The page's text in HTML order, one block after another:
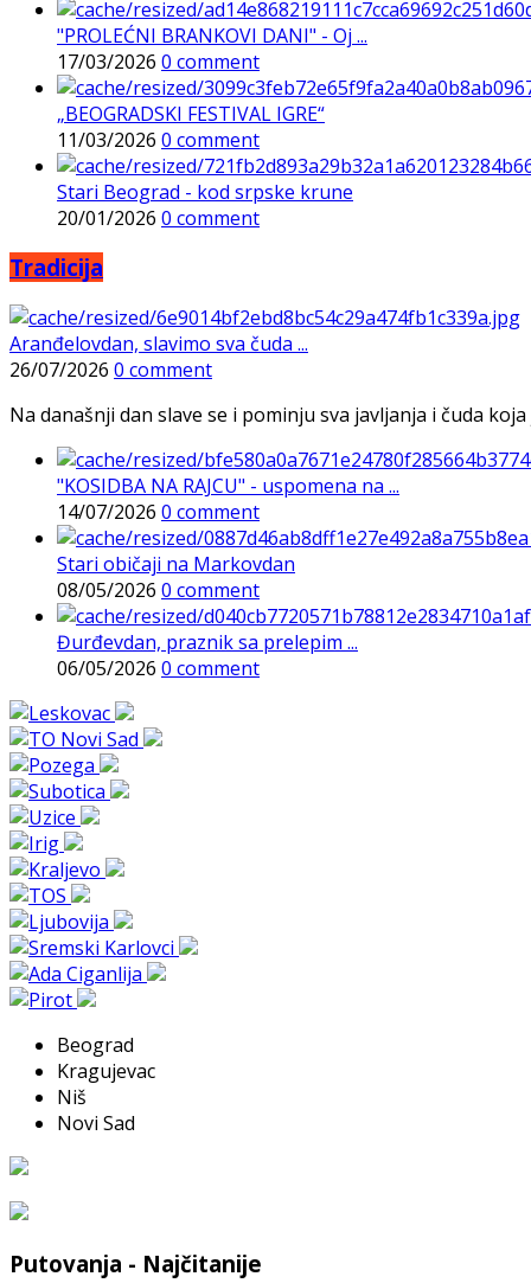
"PROLEĆNI BRANKOVI DANI" - Oj ...
17/03/2026 0 comment
„BEOGRADSKI FESTIVAL IGRE“
11/03/2026 0 comment
Stari Beograd - kod srpske krune
20/01/2026 0 comment
Tradicija
Aranđelovdan, slavimo sva čuda ...
26/07/2026 0 comment
Na današnji dan slave se i pominju sva javljanja i čuda
"KOSIDBA NA RAJCU" - uspomena na ...
14/07/2026 0 comment
Stari običaji na Markovdan
08/05/2026 0 comment
Đurđevdan, praznik sa prelepim ...
06/05/2026 0 comment
Beograd
Kragujevac
Niš
Novi Sad
Putovanja - Najčitanije